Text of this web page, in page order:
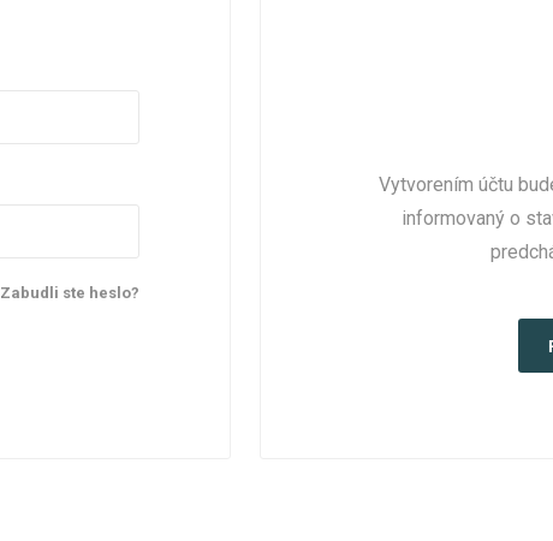
Vytvorením účtu
informovaný o
Zabudli ste heslo?